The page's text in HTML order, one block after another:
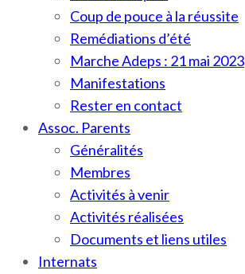
Coup de pouce à la réussite
Remédiations d’été
Marche Adeps : 21 mai 2023
Manifestations
Rester en contact
Assoc. Parents
Généralités
Membres
Activités à venir
Activités réalisées
Documents et liens utiles
Internats